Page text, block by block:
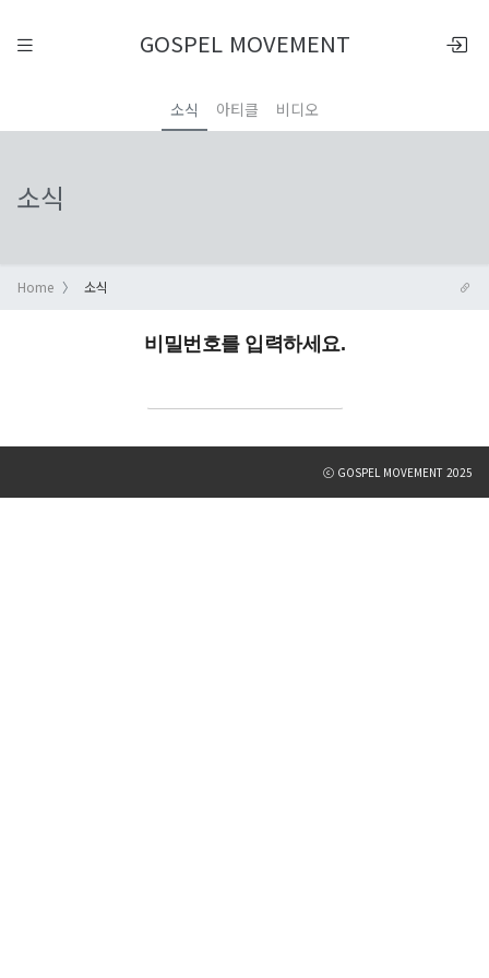
GOSPEL MOVEMENT
소식 아티클 비디오
소식
Home 소식
비밀번호를 입력하세요.
ⓒ GOSPEL MOVEMENT 2025